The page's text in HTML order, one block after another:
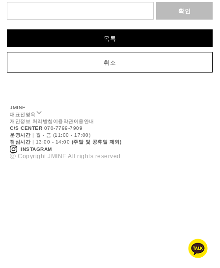
확인
목록
취소
JMINE
대표전영옥
개인정보 처리방침 이용약관이용안내
C/S CENTER 070-7799-7909
운영시간 | 월 - 금 (11:00 - 17:00)
점심시간 | 13:00 - 14:00 (주말 및 공휴일 제외)
INSTAGRAM
ⓒ Copyright JMINE All rights reserved.